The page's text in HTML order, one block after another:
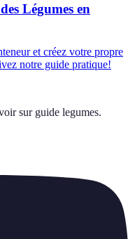
Légumes en
et créez votre propre
notre guide pratique!
sur guide legumes.